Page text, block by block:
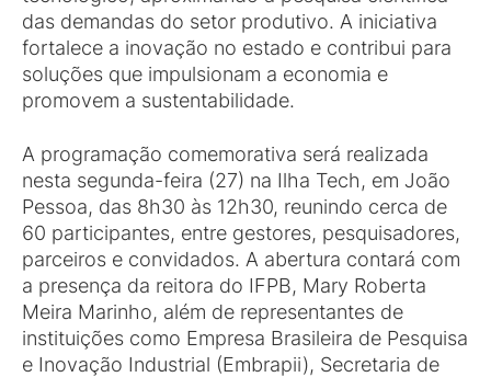
das demandas do setor produtivo. A iniciativa
fortalece a inovação no estado e contribui para
soluções que impulsionam a economia e
promovem a sustentabilidade.
A programação comemorativa será realizada
nesta segunda-feira (27) na Ilha Tech, em João
Pessoa, das 8h30 às 12h30, reunindo cerca de
60 participantes, entre gestores, pesquisadores,
parceiros e convidados. A abertura contará com
a presença da reitora do IFPB, Mary Roberta
Meira Marinho, além de representantes de
instituições como Empresa Brasileira de Pesquisa
e Inovação Industrial (Embrapii), Secretaria de